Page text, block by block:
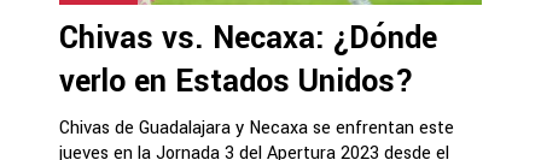
Chivas vs. Necaxa: ¿Dónde
verlo en Estados Unidos?
Chivas de Guadalajara y Necaxa se enfrentan este
jueves en la Jornada 3 del Apertura 2023 desde el